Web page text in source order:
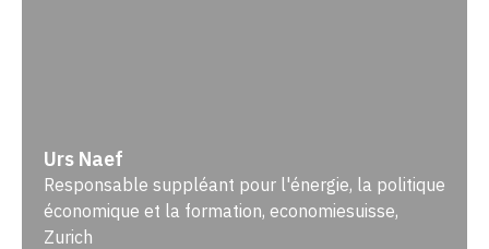
Urs Naef
Responsable suppléant pour l'énergie, la politique
économique et la formation, economiesuisse,
Zurich